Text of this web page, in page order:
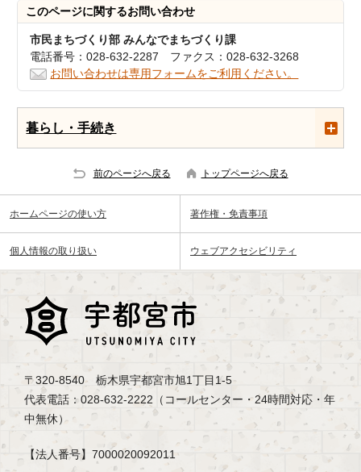
このページに関するお問い合わせ
市民まちづくり部 みんなでまちづくり課
電話番号：028-632-2287 ファクス：028-632-3268
お問い合わせは専用フォームをご利用ください。
暮らし・手続き
前のページへ戻る トップページへ戻る
ホームページの使い方 著作権・免責事項
個人情報の取り扱い ウェブアクセシビリティ
〒320-8540 栃木県宇都宮市旭1丁目1-5
代表電話：028-632-2222（コールセンター・24時間対応・年
中無休）
【法人番号】7000020092011